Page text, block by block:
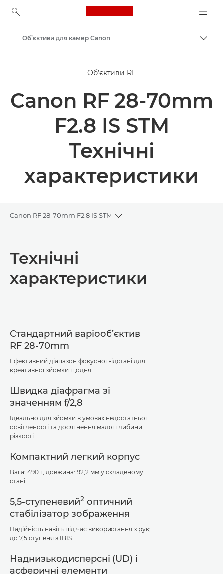
Canon Logo, back to
Об’єктиви для камер Canon
Об’єктиви RF
Canon RF 28-70mm
F2.8 IS STM
Технічні
характеристики
Canon RF 28-70mm F2.8 IS STM
Toggle breadcrumbs
Технічні характеристики
Технічні
характеристики
Стандартний варіооб’єктив
RF 28-70mm
Ефективний діапазон фокусної відстані для
креативної зйомки щодня.
Швидка діафрагма зі
значенням f/2,8
Ідеально для зйомки в умовах недостатньої
освітленості та досягнення малої глибини
різкості
Компактний легкий корпус
Вага: 490 г, довжина: 92,2 мм у складеному
стані.
5,5-ступеневий2 оптичний
стабілізатор зображення
Надійність навіть під час використання з рук;
до 7,5 ступеня з IBIS.
Наднизькодисперсні (UD) і
асферичні елементи